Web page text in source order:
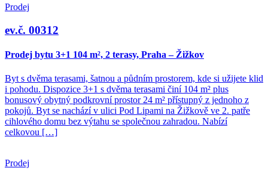
Prodej
ev.č. 00312
Prodej bytu 3+1 104 m², 2 terasy, Praha – Žižkov
Byt s dvěma terasami, šatnou a půdním prostorem, kde si užijete klid
i pohodu. Dispozice 3+1 s dvěma terasami činí 104 m² plus
bonusový obytný podkrovní prostor 24 m² přístupný z jednoho z
pokojů. Byt se nachází v ulici Pod Lipami na Žižkově ve 2. patře
cihlového domu bez výtahu se společnou zahradou. Nabízí
celkovou […]
Prodej